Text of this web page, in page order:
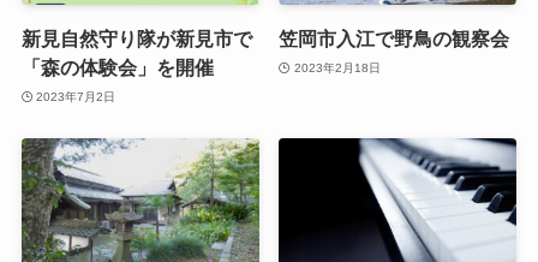
新見自然守り隊が新見市で
「森の体験会」を開催
2023年7月2日
笠岡市入江で野鳥の観察会
2023年2月18日